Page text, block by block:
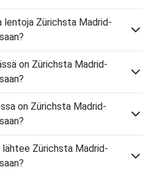
lentoja Zürichsta Madrid-
on Zürichsta Madrid-
on Zürichsta Madrid-
Zürichsta Madrid-